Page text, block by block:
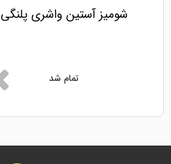
شومیز آستین واشری پلنگی
تمام شد